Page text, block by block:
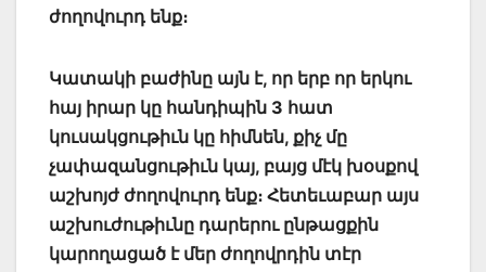
ժողովուրդ ենք։
Կատակի բաժինը այն է, որ երբ որ երկու
հայ իրար կը հանդիպին 3 հատ
կուսակցութիւն կը հիմնեն, քիչ մը
չափազանցութիւն կայ, բայց մէկ խօսքով
աշխոյժ ժողովուրդ ենք։ Հետեւաբար այս
աշխուժութիւնը դարերու ընթացքին
կարողացած է մեր ժողովրդին տէր